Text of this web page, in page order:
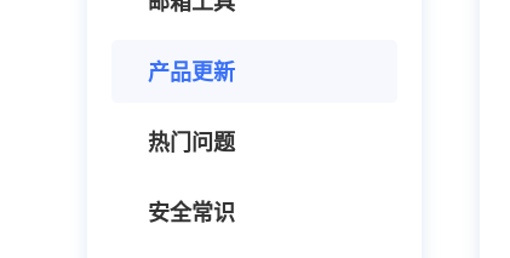
产品更新
热门问题
安全常识